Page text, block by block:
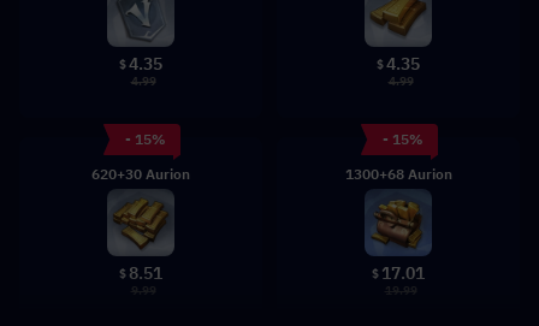
$4.35
4.99
$4.35
4.99
- 15%
620+30 Aurion
$ 8.51
- 15%
1300+68 Aurion
$ 17.01
19.99